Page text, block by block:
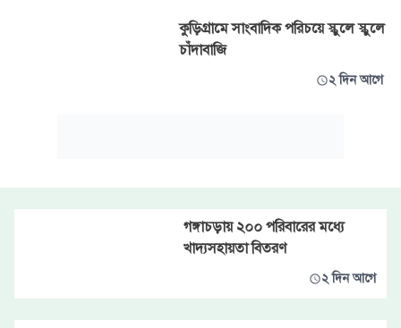
কুড়িগ্রামে সাংবাদিক পরিচয়ে স্কুলে স্কুলে
চাঁদাবাজি
২ দিন আগে
গঙ্গাচড়ায় ২০০ পরিবারের মধ্যে
খাদ্যসহায়তা বিতরণ
২ দিন আগে